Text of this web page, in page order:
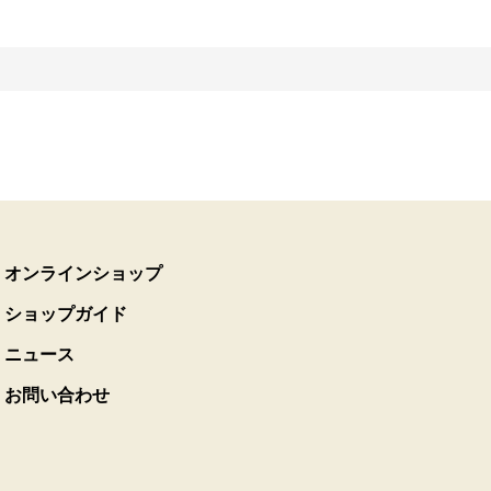
オンラインショップ
ショップガイド
ニュース
お問い合わせ